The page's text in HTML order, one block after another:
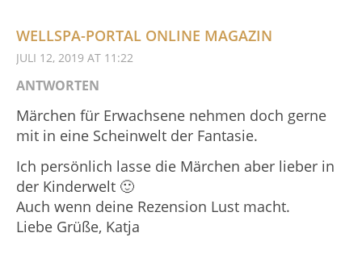
WELLSPA-PORTAL ONLINE MAGAZIN
JULI 12, 2019 AT 11:22
ANTWORTEN
Märchen für Erwachsene nehmen doch gerne
mit in eine Scheinwelt der Fantasie.
Ich persönlich lasse die Märchen aber lieber in
der Kinderwelt 🙂
Auch wenn deine Rezension Lust macht.
Liebe Grüße, Katja